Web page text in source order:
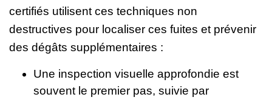
certifiés utilisent ces techniques non
destructives pour localiser ces fuites et prévenir
des dégâts supplémentaires :
Une inspection visuelle approfondie est
souvent le premier pas, suivie par